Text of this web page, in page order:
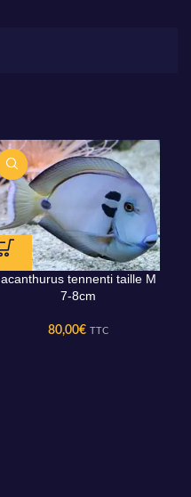
acanthurus tennenti taille M
7-8cm
80,00€ TTC